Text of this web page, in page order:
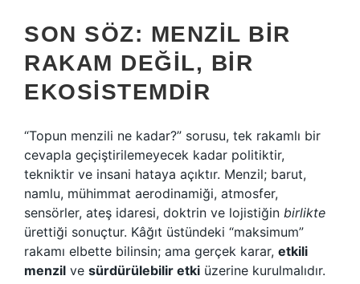
SON SÖZ: MENZIL BIR
RAKAM DEĞIL, BIR
EKOSISTEMDIR
“Topun menzili ne kadar?” sorusu, tek rakamlı bir
cevapla geçiştirilemeyecek kadar politiktir,
tekniktir ve insani hataya açıktır. Menzil; barut,
namlu, mühimmat aerodinamiği, atmosfer,
sensörler, ateş idaresi, doktrin ve lojistiğin birlikte
ürettiği sonuçtur. Kâğıt üstündeki “maksimum”
rakamı elbette bilinsin; ama gerçek karar, etkili
menzil ve sürdürülebilir etki üzerine kurulmalıdır.